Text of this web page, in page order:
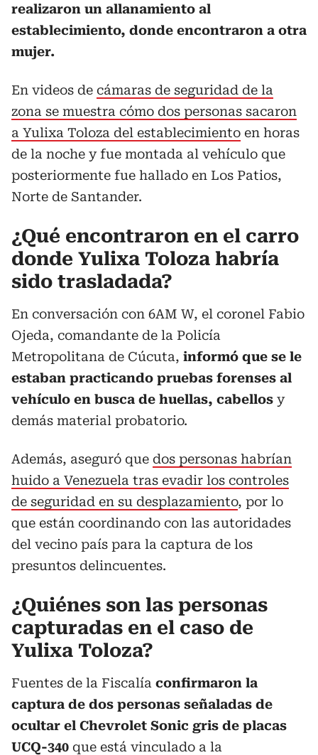
realizaron un allanamiento al
establecimiento, donde encontraron a otra
mujer.
En videos de cámaras de seguridad de la
zona se muestra cómo dos personas sacaron
a Yulixa Toloza del establecimiento en horas
de la noche y fue montada al vehículo que
posteriormente fue hallado en Los Patios,
Norte de Santander.
¿Qué encontraron en el carro
donde Yulixa Toloza habría
sido trasladada?
En conversación con 6AM W, el coronel Fabio
Ojeda, comandante de la Policía
Metropolitana de Cúcuta, informó que se le
estaban practicando pruebas forenses al
vehículo en busca de huellas, cabellos y
demás material probatorio.
Además, aseguró que dos personas habrían
huido a Venezuela tras evadir los controles
de seguridad en su desplazamiento, por lo
que están coordinando con las autoridades
del vecino país para la captura de los
presuntos delincuentes.
¿Quiénes son las personas
capturadas en el caso de
Yulixa Toloza?
Fuentes de la Fiscalía confirmaron la
captura de dos personas señaladas de
ocultar el Chevrolet Sonic gris de placas
UCQ-340 que está vinculado a la